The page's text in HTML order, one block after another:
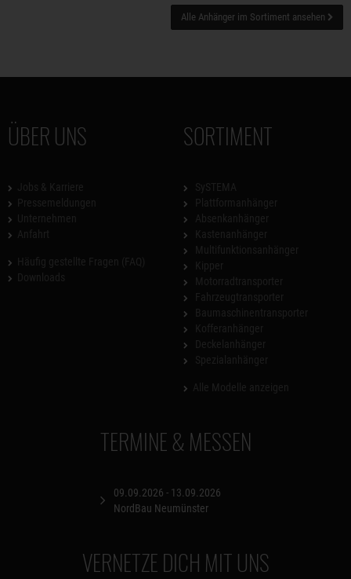
Alle Anhänger im Sortiment ansehen
ÜBER UNS SORTIMENT
TERMINE & MESSEN
09.09.2026 - 13.09.2026
NordBau Neumünster
VERNETZE DICH MIT UNS